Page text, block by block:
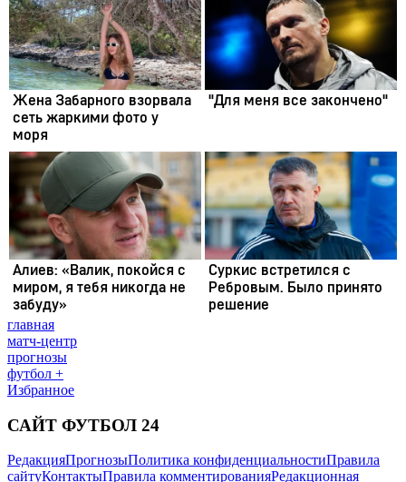
главная
матч-центр
прогнозы
футбол +
Избранное
САЙТ ФУТБОЛ 24
РедакцияПрогнозыПолитика конфиденциальностиПравила
сайтуКонтактыПравила комментированияРедакционная